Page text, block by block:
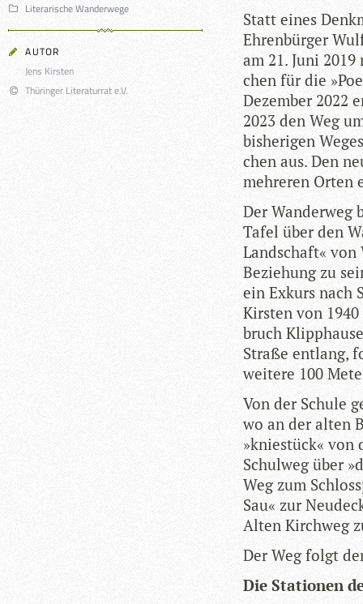
Literarische Wanderwege
AUTOR
Jens Kirsten
Thüringer Literaturrat e.V.
Statt eines
Ehren­bür­ger
am 21. Juni
chen für die
Dezem­ber 2022
2023 den Weg
bis­he­ri­gen
chen aus. Den
meh­re­ren Orten
Der Wan­der­weg
Tafel über den
Land­schaft«
Bezie­hung zu
ein Exkurs nach
Kirs­ten von
bruch
Straße ent­lang,
wei­tere 100
Von der Schule
wo an der alten
»kniestück« von
Schul­weg über
Weg zum
Sau« zur
Alten Kirch­weg
Der Weg folgt
Die Sta­tio­nen